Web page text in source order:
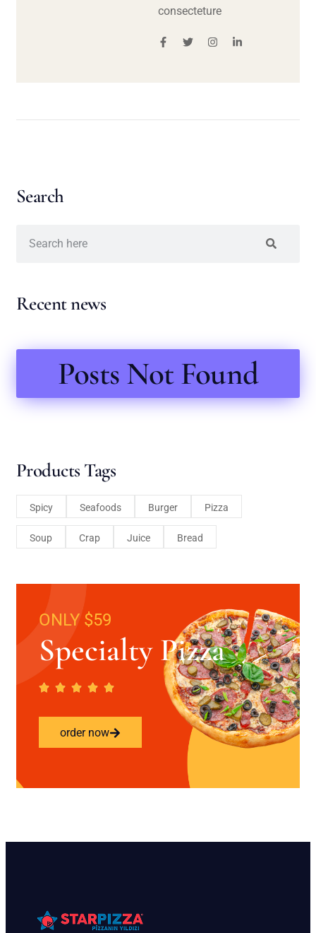
consecteture
Search
Recent news
Posts Not Found
Products Tags
Spicy Seafoods Burger Pizza
Soup Crap Juice Bread
ONLY $59
Specialty Pizza
order now